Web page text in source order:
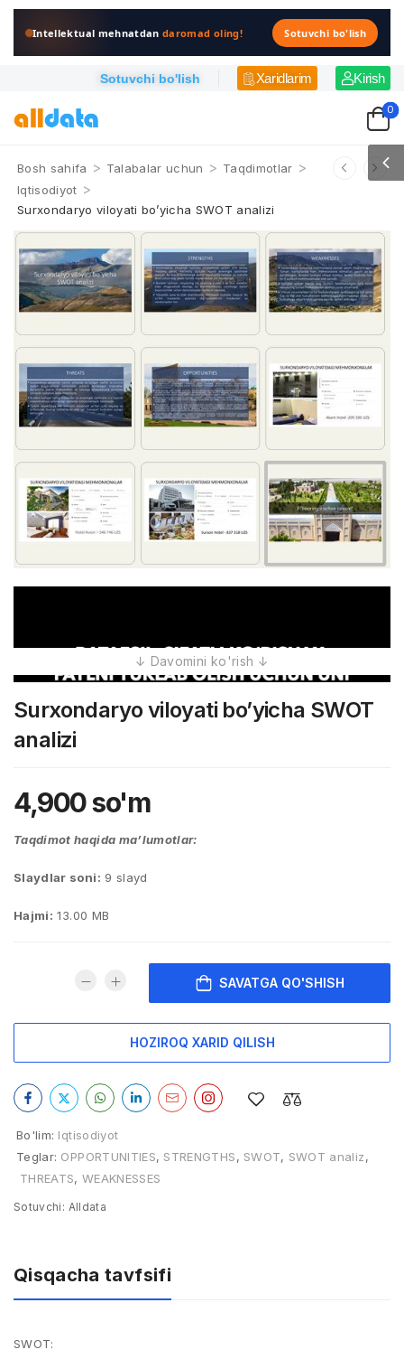
Intellektual mehnatdandaromad oling! Sotuvchi bo'lish
Sotuvchi bo'lish Xaridlarim Kirish
0
Bosh sahifa > Talabalar uchun > Taqdimotlar >
Iqtisodiyot >
Surxondaryo viloyati bo’yicha SWOT analizi
Surxondaryo viloyati bo’yicha SWOT
analizi
4,900so'm
Taqdimot haqida ma’lumotlar:
Slaydlar soni: 9 slayd
Hajmi: 13.00 MB
SAVATGA QO'SHISH
HOZIROQ XARID QILISH
Bo'lim: Iqtisodiyot
Teglar: OPPORTUNITIES, STRENGTHS, SWOT, SWOT analiz,
THREATS, WEAKNESSES
Sotuvchi: Alldata
Qisqacha tavfsifi
SWOT: